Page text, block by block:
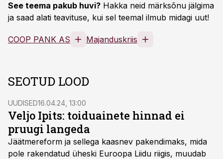
See teema pakub huvi? Hakka neid märksõnu jälgima
ja saad alati teavituse, kui sel teemal ilmub midagi uut!
COOP PANK AS Majanduskriis
SEOTUD LOOD
UUDISED16.04.24, 13:00
Veljo Ipits: toiduainete hinnad ei
pruugi langeda
Jäätmereform ja sellega kaasnev pakendimaks, mida
pole rakendatud üheski Euroopa Liidu riigis, muudab